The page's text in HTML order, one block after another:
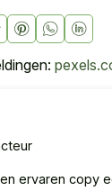
ervaren copy